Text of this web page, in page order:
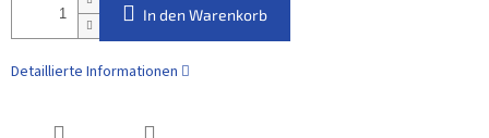
In den Warenkorb
Detaillierte Informationen